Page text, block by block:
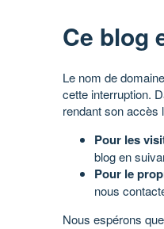
Ce blog
Le nom de
cette interruption.
rendant son accès
Pour les
blog en
Pour le
nous
Nous espérons